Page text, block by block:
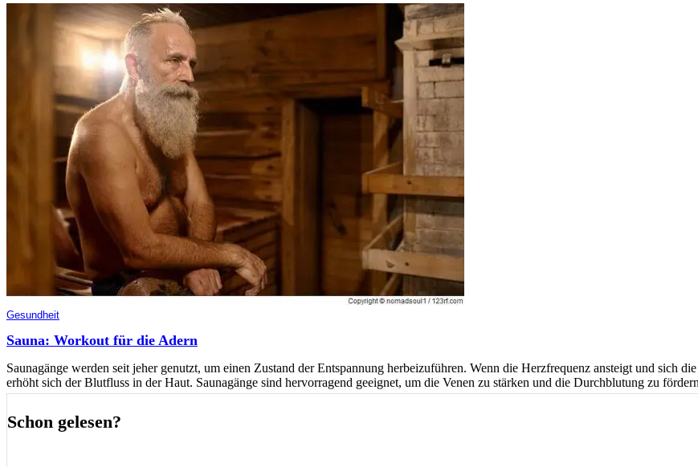
Gesundheit
Sauna: Workout für die Adern
Saunagänge werden seit jeher genutzt, um einen Zustand der Entspannung herbeizuführen. Wenn die Herzfrequenz ansteigt und sich
erhöht sich der Blutfluss in der Haut. Saunagänge sind hervorragend geeignet, um die Venen zu stärken und die Durchblutung zu
Schon gelesen?